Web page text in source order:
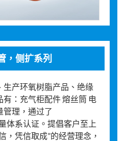
，侧扩系列
生产环氧树脂产品、绝缘
：充气柜配件 熔丝筒 电
管理，通过了
体系认证。提倡客户至上
，凭信取成”的经营理念，